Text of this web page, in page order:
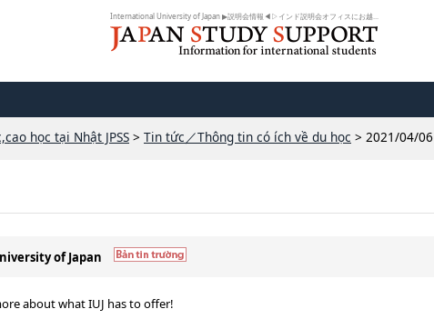
International University of Japan ▶︎説明会情報◀︎▷インド説明会オフィスにお越...
học tại Nhật JPSS > Tin tức／Thông tin có ích về du học > 2021/04/06
of Japan
about what IUJ has to offer!